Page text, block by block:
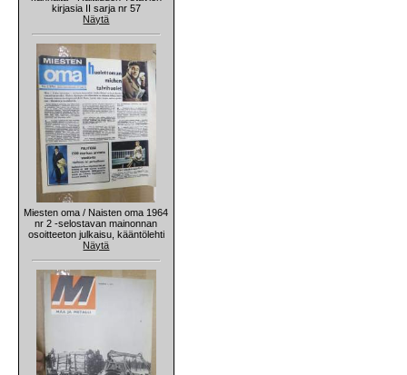
kirjasia II sarja nr 57
Näytä
Miesten oma / Naisten oma 1964
nr 2 -selostavan mainonnan
osoitteeton julkaisu, kääntölehti
Näytä